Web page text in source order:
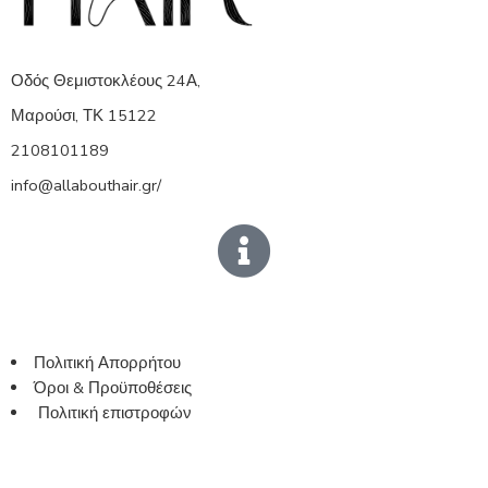
Οδός Θεμιστοκλέους 24Α,
Μαρούσι, ΤΚ 15122
2108101189
info@allabouthair.gr/
Πολιτική Απορρήτου
Όροι & Προϋποθέσεις
Πολιτική επιστροφών